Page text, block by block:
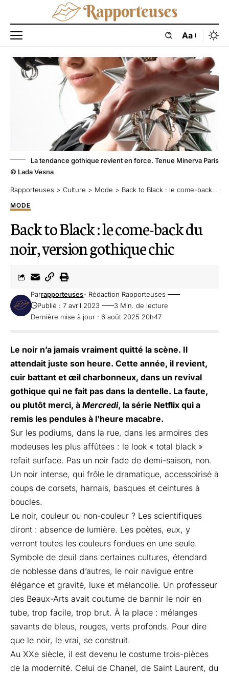
Aa
La tendance gothique revient en force. Tenue Minerva Paris
© Lada Vesna
Rapporteuses > Culture > Mode > Back to Black : le come-back du noir, version gothique chic
MODE
Back to Black : le come-back du
noir, version gothique chic
Dernière mise à jour : 6 août 2025 20h47
Parrapporteuses- Rédaction Rapporteuses
Publié : 7 avril 2023
3 Min. de lecture
Le noir n’a jamais vraiment quitté la scène. Il
attendait juste son heure. Cette année, il revient,
cuir battant et œil charbonneux, dans un revival
gothique qui ne fait pas dans la dentelle. La faute,
ou plutôt merci, à Mercredi, la série Netflix qui a
remis les pendules à l’heure macabre.
Sur les podiums, dans la rue, dans les armoires des
modeuses les plus affûtées : le look « total black »
refait surface. Pas un noir fade de demi-saison, non.
Un noir intense, qui frôle le dramatique, accessoirisé à
coups de corsets, harnais, basques et ceintures à
boucles.
Le noir, couleur ou non-couleur ? Les scientifiques
diront : absence de lumière. Les poètes, eux, y
verront toutes les couleurs fondues en une seule.
Symbole de deuil dans certaines cultures, étendard
de noblesse dans d’autres, le noir navigue entre
élégance et gravité, luxe et mélancolie. Un professeur
des Beaux-Arts avait coutume de bannir le noir en
tube, trop facile, trop brut. À la place : mélanges
savants de bleus, rouges, verts profonds. Pour dire
que le noir, le vrai, se construit.
Au XXe siècle, il est devenu le costume trois-pièces
de la modernité. Celui de Chanel, de Saint Laurent, du